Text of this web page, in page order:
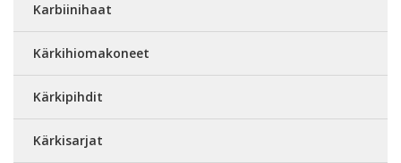
Karbiinihaat
Kärkihiomakoneet
Kärkipihdit
Kärkisarjat